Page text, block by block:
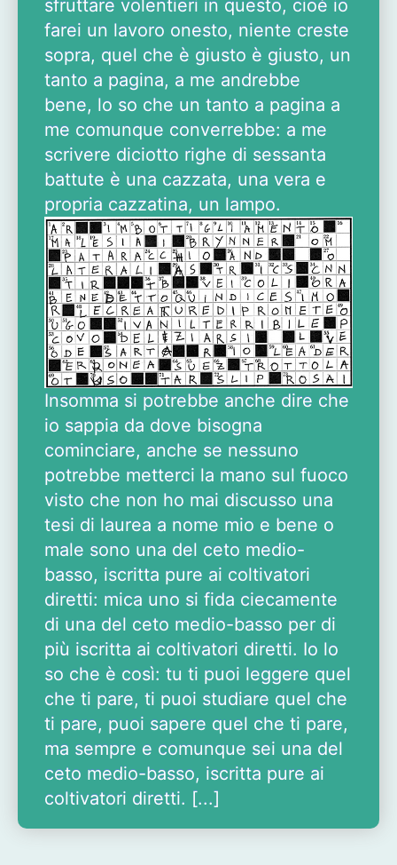
sfruttare volentieri in questo, cioè io
farei un lavoro onesto, niente creste
sopra, quel che è giusto è giusto, un
tanto a pagina, a me andrebbe
bene, lo so che un tanto a pagina a
me comunque converrebbe: a me
scrivere diciotto righe di sessanta
battute è una cazzata, una vera e
propria cazzatina, un lampo.
Insomma si potrebbe anche dire che
io sappia da dove bisogna
cominciare, anche se nessuno
potrebbe metterci la mano sul fuoco
visto che non ho mai discusso una
tesi di laurea a nome mio e bene o
male sono una del ceto medio-
basso, iscritta pure ai coltivatori
diretti: mica uno si fida ciecamente
di una del ceto medio-basso per di
più iscritta ai coltivatori diretti. Io lo
so che è così: tu ti puoi leggere quel
che ti pare, ti puoi studiare quel che
ti pare, puoi sapere quel che ti pare,
ma sempre e comunque sei una del
ceto medio-basso, iscritta pure ai
coltivatori diretti. [...]